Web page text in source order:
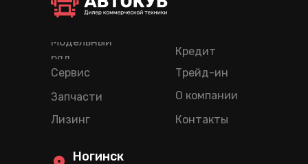
Лизинг
Кредит
Трейд-ин
Модельный
ряд
Сервис
Запчасти
О компании
Контакты
Ногинск